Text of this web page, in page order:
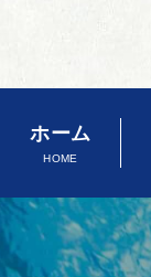
ホーム
HOME